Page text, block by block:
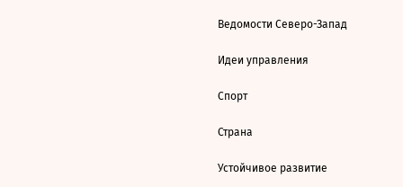
Ведомости Северо-Запад
Идеи управления
Спорт
Страна
Устойчивое развитие